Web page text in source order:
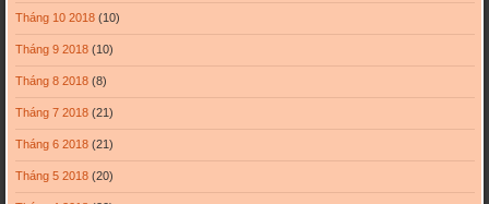
Tháng 10 2018(10)
Tháng 9 2018(10)
Tháng 8 2018(8)
Tháng 7 2018(21)
Tháng 6 2018(21)
Tháng 5 2018(20)